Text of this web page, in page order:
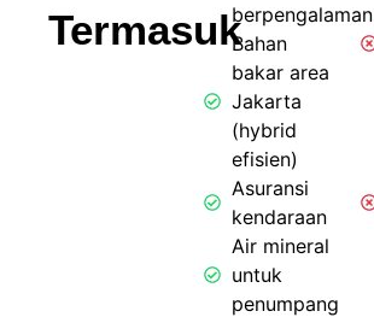
Termasukberpengalaman
Bahan
bakar area
Jakarta
(hybrid
efisien)
Asuransi
kendaraan
Air mineral
untuk
penumpang